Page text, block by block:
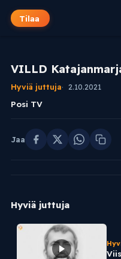
Tilaa
VILLD
Hyviä juttuja 2.10.2021
Posi TV
Jaa
Hyviä juttuja